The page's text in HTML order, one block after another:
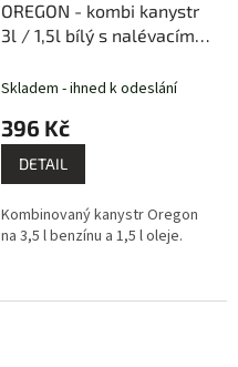
OREGON - kombi kanystr
3l / 1,5l bílý s nalévacím
Skladem - ihned k odeslání
396 Kč
DETAIL
Kombinovaný kanystr Oregon
na 3,5 l benzínu a 1,5 l oleje.